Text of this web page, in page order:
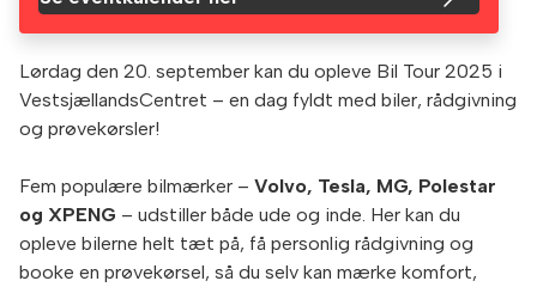
Lørdag den 20. september kan du opleve Bil Tour 2025 i
VestsjællandsCentret – en dag fyldt med biler, rådgivning
og prøvekørsler!
Fem populære bilmærker – Volvo, Tesla, MG, Polestar
og XPENG – udstiller både ude og inde. Her kan du
opleve bilerne helt tæt på, få personlig rådgivning og
booke en prøvekørsel, så du selv kan mærke komfort,